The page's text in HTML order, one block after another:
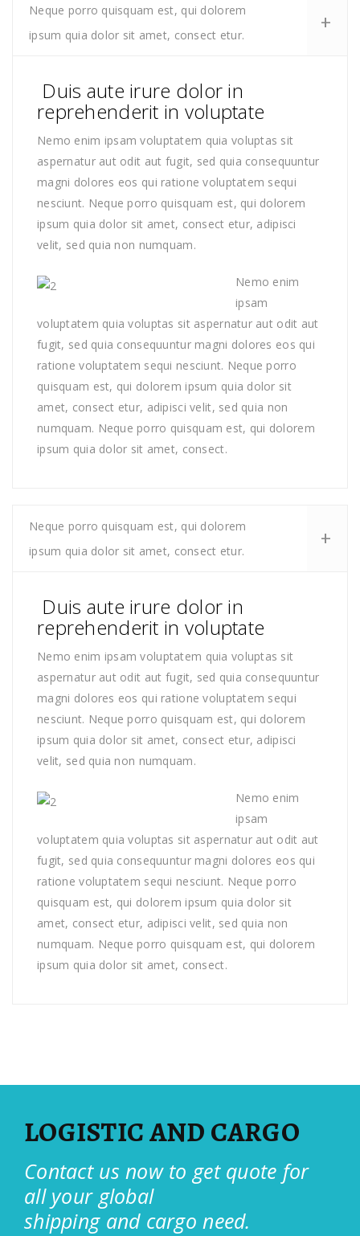
Neque porro quisquam est, qui dolorem
ipsum quia dolor sit amet, consect etur.
Duis aute irure dolor in
reprehenderit in voluptate
Nemo enim ipsam voluptatem quia voluptas sit
aspernatur aut odit aut fugit, sed quia consequuntur
magni dolores eos qui ratione voluptatem sequi
nesciunt. Neque porro quisquam est, qui dolorem
ipsum quia dolor sit amet, consect etur, adipisci
velit, sed quia non numquam.
Nemo enim
ipsam
voluptatem quia voluptas sit aspernatur aut odit aut
fugit, sed quia consequuntur magni dolores eos qui
ratione voluptatem sequi nesciunt. Neque porro
quisquam est, qui dolorem ipsum quia dolor sit
amet, consect etur, adipisci velit, sed quia non
numquam. Neque porro quisquam est, qui dolorem
ipsum quia dolor sit amet, consect.
Neque porro quisquam est, qui dolorem
ipsum quia dolor sit amet, consect etur.
Duis aute irure dolor in
reprehenderit in voluptate
Nemo enim ipsam voluptatem quia voluptas sit
aspernatur aut odit aut fugit, sed quia consequuntur
magni dolores eos qui ratione voluptatem sequi
nesciunt. Neque porro quisquam est, qui dolorem
ipsum quia dolor sit amet, consect etur, adipisci
velit, sed quia non numquam.
Nemo enim
ipsam
voluptatem quia voluptas sit aspernatur aut odit aut
fugit, sed quia consequuntur magni dolores eos qui
ratione voluptatem sequi nesciunt. Neque porro
quisquam est, qui dolorem ipsum quia dolor sit
amet, consect etur, adipisci velit, sed quia non
numquam. Neque porro quisquam est, qui dolorem
ipsum quia dolor sit amet, consect.
LOGISTIC AND CARGO
Contact us now to get quote for
all your global
shipping and cargo need.